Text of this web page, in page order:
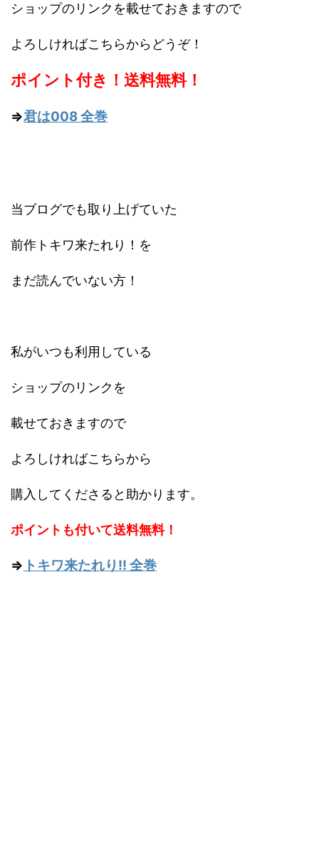
ショップのリンクを載せておきますので
よろしければこちらからどうぞ！
ポイント付き！送料無料！
⇒君は008 全巻
当ブログでも取り上げていた
前作トキワ来たれり！を
まだ読んでいない方！
私がいつも利用している
ショップのリンクを
載せておきますので
よろしければこちらから
購入してくださると助かります。
ポイントも付いて送料無料！
⇒ トキワ来たれり!! 全巻